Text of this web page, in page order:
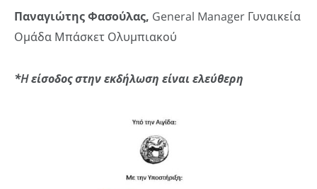
Παναγιώτης Φασούλας, General Manager Γυναικεία
Ομάδα Μπάσκετ Ολυμπιακού
*H είσοδος στην εκδήλωση είναι ελεύθερη